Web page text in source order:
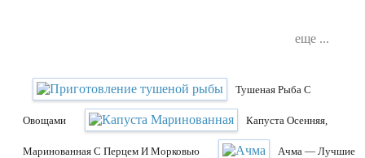
еще ...
Тушеная Рыба С
Овощами Капуста Осенняя,
Маринованная С Перцем И Морковью
Ачма — Лучшие